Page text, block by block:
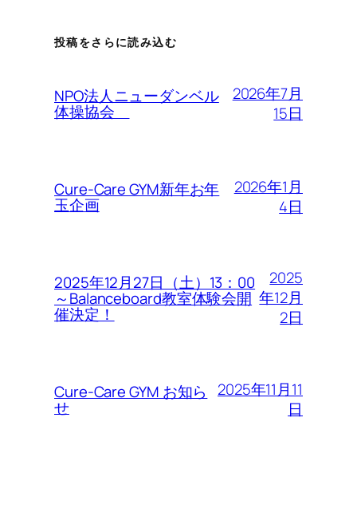
投稿をさらに読み込む
NPO法人ニューダンベル
体操協会
2026年7月
15日
Cure-Care GYM新年お年
玉企画
2026年1月
4日
2025年12月27日（土）13：00
～Balanceboard教室体験会開
催決定！
2025
年12月
2日
Cure-Care GYM お知ら
せ
2025年11月11
日